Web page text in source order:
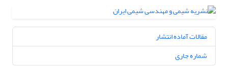
مقالات آماده انتشار
شماره جاری